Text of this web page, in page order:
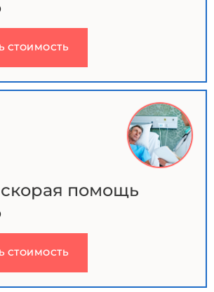
СТОИМОСТЬ
помощь
СТОИМОСТЬ